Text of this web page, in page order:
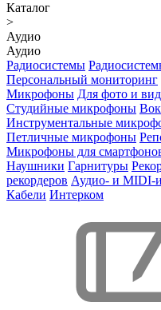
Каталог
>
Аудио
Аудио
Радиосистемы
Персональный мониторинг
Микрофоны Для фото и
Студийные микрофоны
Инструментальные
Петличные микрофоны
Микрофоны для
Наушники Гарнитуры
рекордеров Аудио- и MIDI-
Кабели Интерком